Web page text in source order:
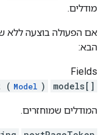
מודלים.
אם הפעולה בוצעה ללא
הבא:
Fields
models[]
( Model )
המודלים שמוחזרים.